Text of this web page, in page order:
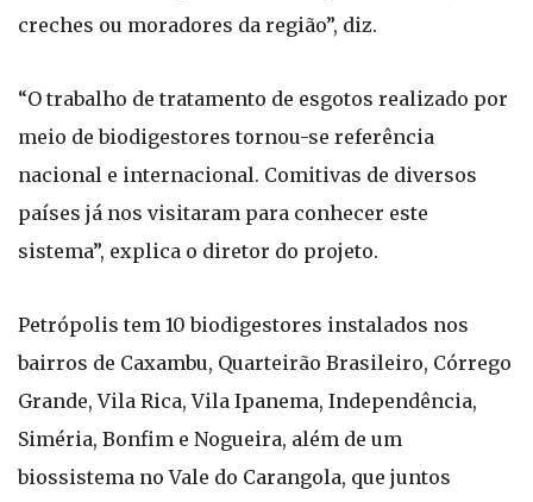
creches ou moradores da região”, diz.
“O trabalho de tratamento de esgotos realizado por
meio de biodigestores tornou-se referência
nacional e internacional. Comitivas de diversos
países já nos visitaram para conhecer este
sistema”, explica o diretor do projeto.
Petrópolis tem 10 biodigestores instalados nos
bairros de Caxambu, Quarteirão Brasileiro, Córrego
Grande, Vila Rica, Vila Ipanema, Independência,
Siméria, Bonfim e Nogueira, além de um
biossistema no Vale do Carangola, que juntos